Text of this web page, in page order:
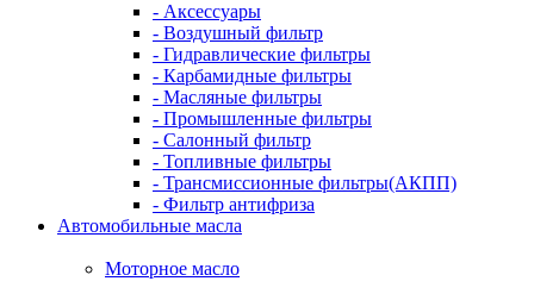
- Аксессуары
- Воздушный фильтр
- Гидравлические фильтры
- Карбамидные фильтры
- Масляные фильтры
- Промышленные фильтры
- Салонный фильтр
- Топливные фильтры
- Трансмиссионные фильтры(АКПП)
- Фильтр антифриза
Автомобильные масла
Моторное масло